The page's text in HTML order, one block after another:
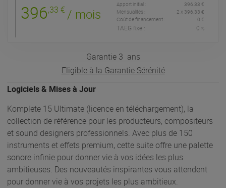
396,33 € / mois
Apport initial :
396.33 €
Mensualités :
2 x 396.33 €
Coût de financement :
0 €
TAEG fixe : 0 %
Garantie 3 ans
Eligible à la Garantie Sérénité
Logiciels & Mises à Jour
Komplete 15 Ultimate (licence en téléchargement), la
collection de référence pour les producteurs, compositeurs
et sound designers professionnels. Avec plus de 150
instruments et effets premium, cette suite offre une palette
sonore infinie pour donner vie à vos idées les plus
ambitieuses. Des nouveautés inspirantes vous attendent
pour donner vie à vos projets les plus ambitieux.